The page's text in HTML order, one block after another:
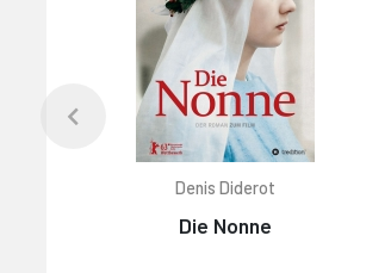
Denis Diderot
Die Nonne